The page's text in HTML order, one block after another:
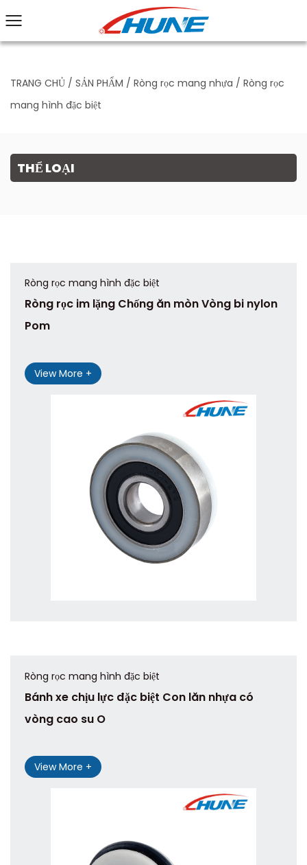
TRANG CHỦ / SẢN PHẨM / Ròng rọc mang nhựa / Ròng rọc
mang hình đặc biệt
THỂ LOẠI
Ròng rọc mang hình đặc biệt
Ròng rọc im lặng Chống ăn mòn Vòng bi nylon
Pom
View More +
Ròng rọc mang hình đặc biệt
Bánh xe chịu lực đặc biệt Con lăn nhựa có
vòng cao su O
View More +